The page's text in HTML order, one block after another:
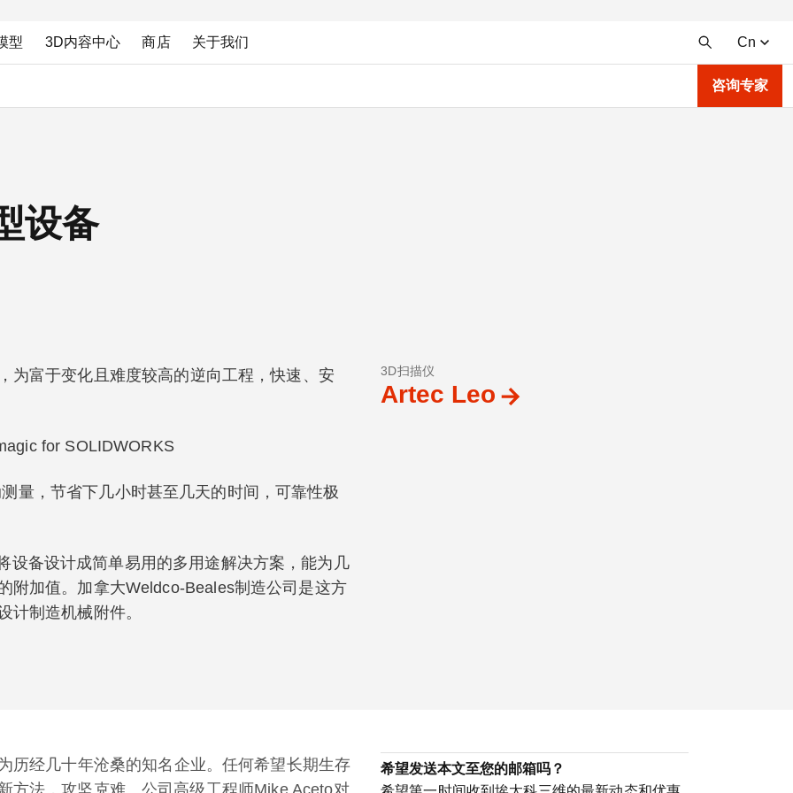
型 3D内容中心 商店 关于我们 Cn
咨询专家
设备
3D扫描仪
Artec Leo
为富于变化且难度较高的逆向工程，快速、安
for SOLIDWORKS
量，节省下几小时甚至几天的时间，可靠性极
设备设计成简单易用的多用途解决方案，能为几
附加值。加拿大Weldco-Beales制造公司是这方
计制造机械附件。
历经几十年沧桑的知名企业。任何希望长期生存
方法，攻坚克难。公司高级工程师Mike Aceto对
希望发送本文至您的邮箱吗？